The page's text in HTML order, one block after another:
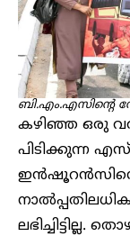
ബി.എം.എസിന്റെ
കഴിഞ്ഞ ഒരു
പിടിക്കുന്ന